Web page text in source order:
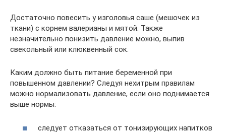
Достаточно повесить у изголовья саше (мешочек из
ткани) с корнем валерианы и мятой. Также
незначительно понизить давление можно, выпив
свекольный или клюквенный сок.
Каким должно быть питание беременной при
повышенном давлении? Следуя нехитрым правилам
можно нормализовать давление, если оно поднимается
выше нормы:
следует отказаться от тонизирующих напитков